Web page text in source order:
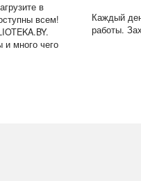
в
всем!
много чего
Каждый
работы.